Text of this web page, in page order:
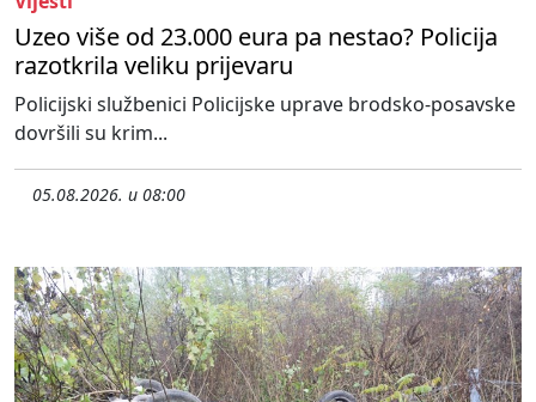
Uzeo više od 23.000 eura pa nestao? Policija
razotkrila veliku prijevaru
Policijski službenici Policijske uprave brodsko-posavske
dovršili su krim...
05.08.2026. u 08:00